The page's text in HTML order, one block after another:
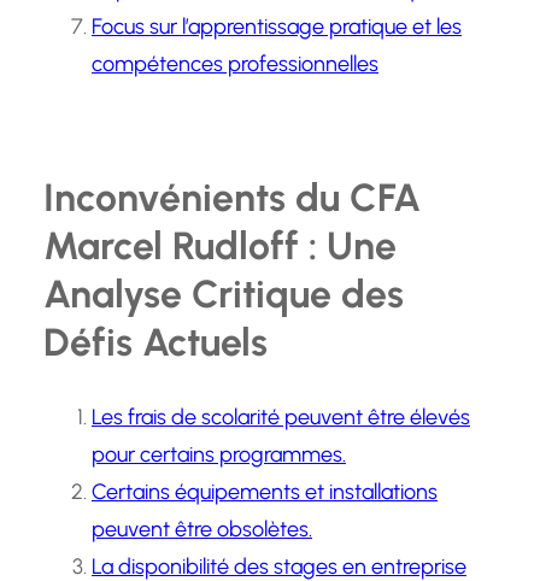
Focus sur l’apprentissage pratique et les
compétences professionnelles
Inconvénients du CFA
Marcel Rudloff : Une
Analyse Critique des
Défis Actuels
Les frais de scolarité peuvent être élevés
pour certains programmes.
Certains équipements et installations
peuvent être obsolètes.
La disponibilité des stages en entreprise